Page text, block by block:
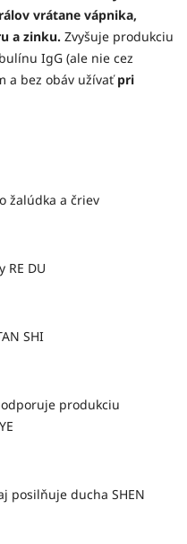
vrátane vápnika,
a zinku. Zvyšuje produkciu
IgG (ale nie cez
a bez obáv užívaťpri
žalúdka a čriev
RE DU
SHI
produkciu
posilňuje ducha SHEN